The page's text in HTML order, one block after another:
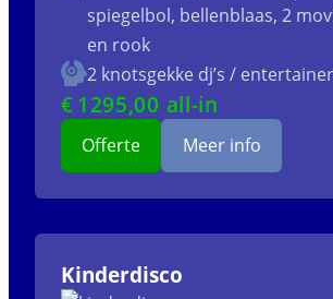
spiegelbol, bellenblaas, 2
en rook
2 knotsgekke dj’s /
€ 1295,00 all-in
Offerte Meer info
Kinderdisco